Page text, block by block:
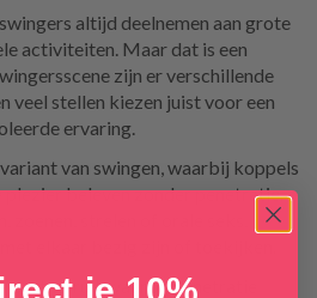
altijd deelnemen aan grote
activiteiten. Maar dat is een
zijn er verschillende
veel stellen kiezen juist voor een
ervaring.
variant van swingen, waarbij koppels
plezier beleven zonder penetratie.
elkaar bezig zijn of toekijken.
partnerruil, waarbij penetratie
je 10%